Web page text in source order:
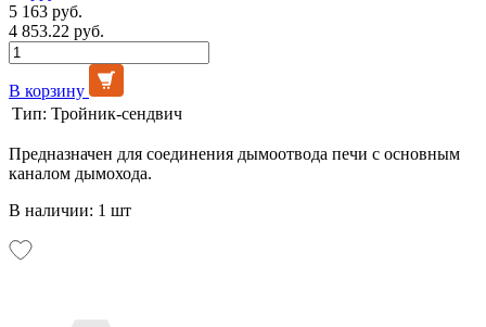
5 163 руб.
4 853.22 руб.
В корзину
Тип: Тройник-сендвич
Предназначен для соединения дымоотвода печи с основным
каналом дымохода.
В наличии: 1 шт